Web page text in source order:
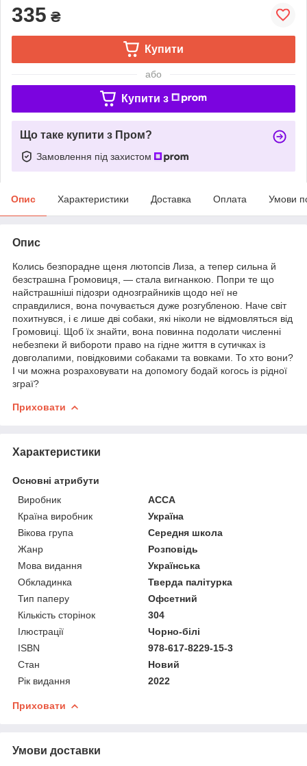
335 ₴
Купити
або
Купити з
Що таке купити з Пром?
Замовлення під захистом
Опис Характеристики Доставка Оплата Умови
Опис
Колись безпорадне щеня лютопсів Лиза, а тепер сильна й
безстрашна Громовиця, — стала вигнанкою. Попри те що
найстрашніші підозри однозграйників щодо неї не
справдилися, вона почувається дуже розгубленою. Наче світ
похитнувся, і є лише дві собаки, які ніколи не відмовляться від
Громовиці. Щоб їх знайти, вона повинна подолати численні
небезпеки й вибороти право на гідне життя в сутичках із
довголапими, повідковими собаками та вовками. То хто вони?
І чи можна розраховувати на допомогу бодай когось із рідної
зграї?
Приховати
Характеристики
Основні атрибути
Виробник
АССА
Країна виробник
Україна
Вікова група
Середня школа
Жанр
Розповідь
Мова видання
Українська
Обкладинка
Тверда палітурка
Тип паперу
Офсетний
Кількість сторінок
304
Ілюстрації
Чорно-білі
ISBN
978-617-8229-15-3
Стан
Новий
Рік видання
2022
Приховати
Умови доставки